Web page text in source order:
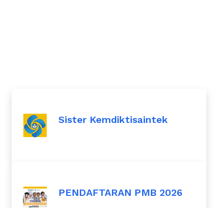
Sister Kemdiktisaintek
PENDAFTARAN PMB 2026